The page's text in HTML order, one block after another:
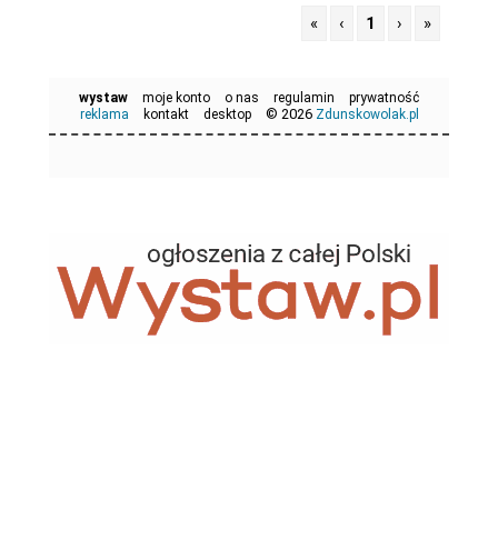
« ‹ 1 › »
wystaw moje konto o nas regulamin
prywatność
reklama
kontakt desktop © 2026 Zdunskowolak.pl